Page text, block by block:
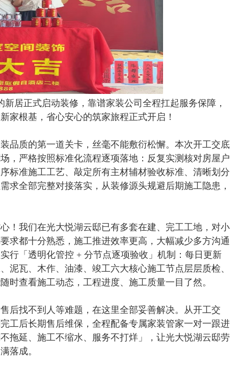
居正式启动装修，靠谱家装公司全程扛起服务保障，
家根基，省心安心的筑家旅程正式开启！
品质的第一道关卡，丝毫不能敷衍松懈。本次开工交底
，严格按照标准化流程逐项落地：反复实测核对房屋户
标准施工工艺、敲定所有主材辅材验收标准、清晰划分
求全部完整对接落实，从装修源头规避后期施工隐患，
！我们在光大悦湖云邸已有多套在建、完工工地，对小
求都十分熟悉，施工推进效率更高，大幅减少多方沟通
行「透明化管控 + 分节点逐项验收」机制：每日更新
泥瓦、木作、油漆、竣工六大核心施工节点层层质检、
时查看施工动态，工程进度、施工质量一目了然。
后找不到人等难题，在这里全部妥善解决。从开工交
工后长期售后维保，全程配备专属家装管家一对一跟进
拖延、施工不缩水、服务不打烊」，让光大悦湖云邸劳
落成。